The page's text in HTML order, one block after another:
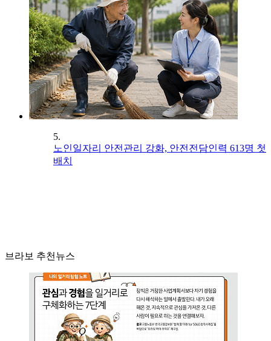
5.
노인일자리 안전관리 강화, 안전전담인력 613명 첫
배치
브라보 추천뉴스